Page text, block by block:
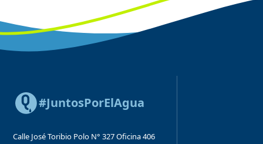
#JuntosPorElAgua
Calle José Toribio Polo N° 327Oficina 406